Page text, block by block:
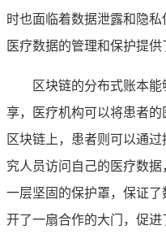
时也面临着数据泄露和隐
医疗数据的管理和保护提供
区块链的分布式账本
享，医疗机构可以将患者
区块链上，患者则可以通
究人员访问自己的医疗数
一层坚固的保护罩，保证
开了一扇合作的大门，促